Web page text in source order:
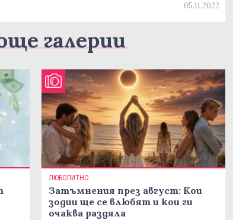
05.11.2022
галерии
ЛЮБОПИТНО
Затъмнения през август: Кои
зодии ще се влюбят и кои ги
очаква раздяла